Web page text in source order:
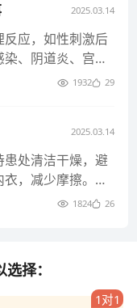
2025.03.14
应，如性刺激后
、阴道炎、宫颈
1932 29
2025.03.14
处清洁干燥，避
，减少摩擦。根
1824 26
择：
1对1